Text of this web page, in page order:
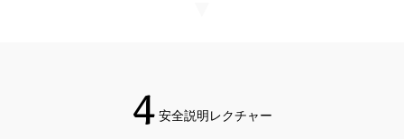
4安全説明レクチャー